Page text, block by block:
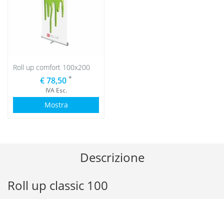
Roll up comfort 100x200
€ 78,50 *
IVA Esc.
Mostra
Descrizione
Roll up classic 100